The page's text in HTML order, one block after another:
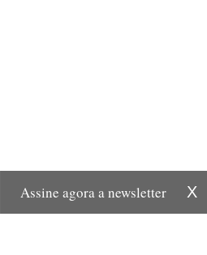
X
Assine agora a newsletter